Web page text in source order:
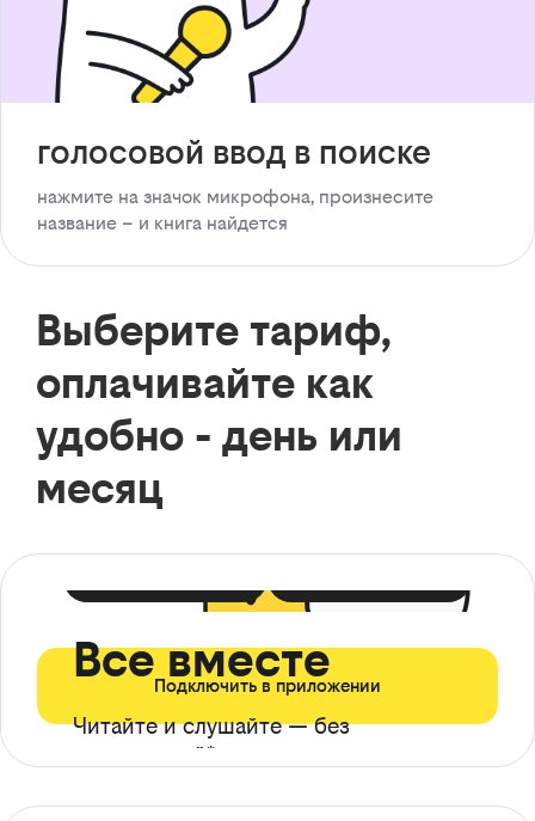
голосовой ввод в поиске
нажмите на значок микрофона, произнесите
название – и книга найдется
Выберите тариф,
оплачивайте как
удобно - день или
месяц
Все вместе
Читайте и слушайте — без
ограничений*
Подключить в приложении